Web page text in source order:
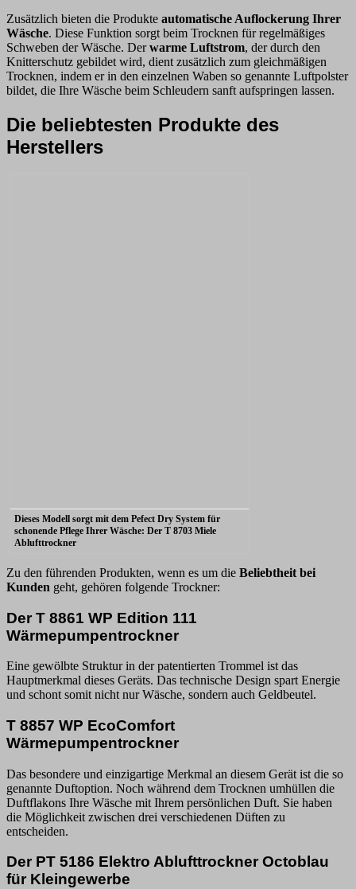
Zusätzlich bieten die Produkte automatische Auflockerung Ihrer
Wäsche. Diese Funktion sorgt beim Trocknen für regelmäßiges
Schweben der Wäsche. Derwarme Luftstrom, der durch den
Knitterschutz gebildet wird, dient zusätzlich zum gleichmäßigen
Trocknen, indem er in den einzelnen Waben so genannte Luftpolster
bildet, die Ihre Wäsche beim Schleudern sanft aufspringen lassen.
Die beliebtesten Produkte des
Herstellers
Dieses Modell sorgt mit dem Pefect Dry System für
schonende Pflege Ihrer Wäsche: Der T 8703 Miele
Ablufttrockner
Zu den führenden Produkten, wenn es um die Beliebtheit bei
Kunden geht, gehören folgende Trockner:
Der T 8861 WP Edition 111
Wärmepumpentrockner
Eine gewölbte Struktur in der patentierten Trommel ist das
Hauptmerkmal dieses Geräts. Das technische Design spart Energie
und schont somit nicht nur Wäsche, sondern auch Geldbeutel.
T 8857 WP EcoComfort
Wärmepumpentrockner
Das besondere und einzigartige Merkmal an diesem Gerät ist die so
genannte Duftoption. Noch während dem Trocknen umhüllen die
Duftflakons Ihre Wäsche mit Ihrem persönlichen Duft. Sie haben
die Möglichkeit zwischen drei verschiedenen Düften zu
entscheiden.
Der PT 5186 Elektro Ablufttrockner Octoblau
für Kleingewerbe